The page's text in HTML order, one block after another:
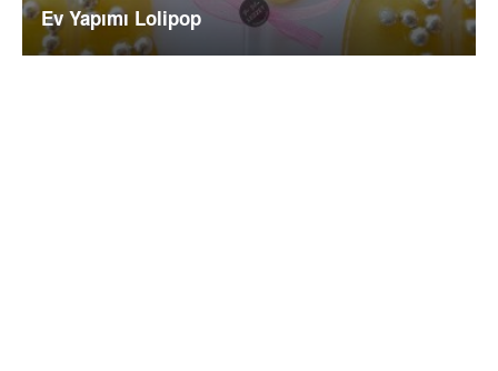
Ev Yapımı Lolipop